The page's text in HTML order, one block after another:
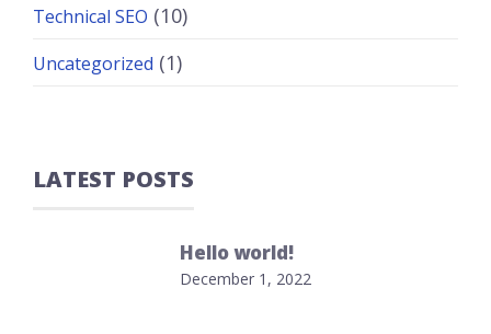
Technical SEO (10)
Uncategorized (1)
LATEST POSTS
Hello world!
December 1, 2022